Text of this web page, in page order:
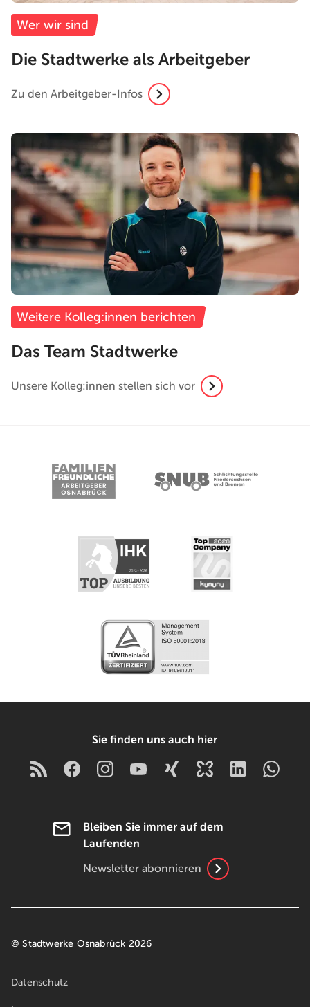
Wer wir sind
Die Stadtwerke als Arbeitgeber
Zu den Arbeitgeber-Infos
Weitere Kolleg:innen berichten
Das Team Stadtwerke
Unsere Kolleg:innen stellen sich vor
Sie finden uns auch hier
Bleiben Sie immer auf dem
Laufenden
Newsletter abonnieren
© Stadtwerke Osnabrück 2026
Datenschutz